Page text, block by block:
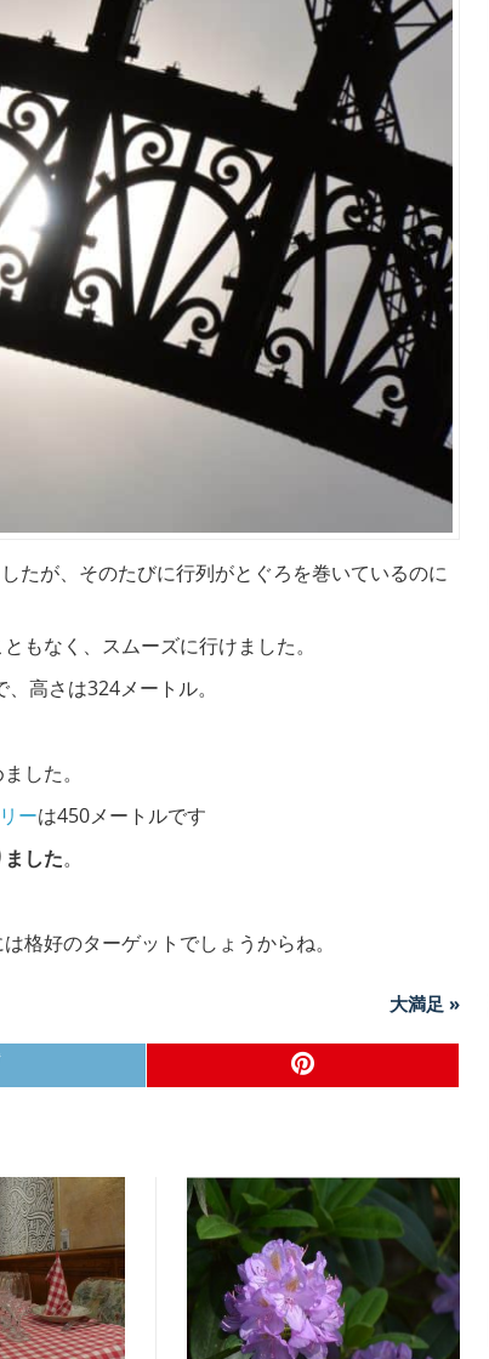
たが、そのたびに行列がとぐろを巻いているのに
もなく、スムーズに行けました。
高さは324メートル。
した。
ーは450メートルです
した。
格好のターゲットでしょうからね。
大満足 »